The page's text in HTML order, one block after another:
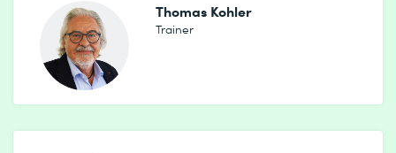
Thomas Kohler
Trainer